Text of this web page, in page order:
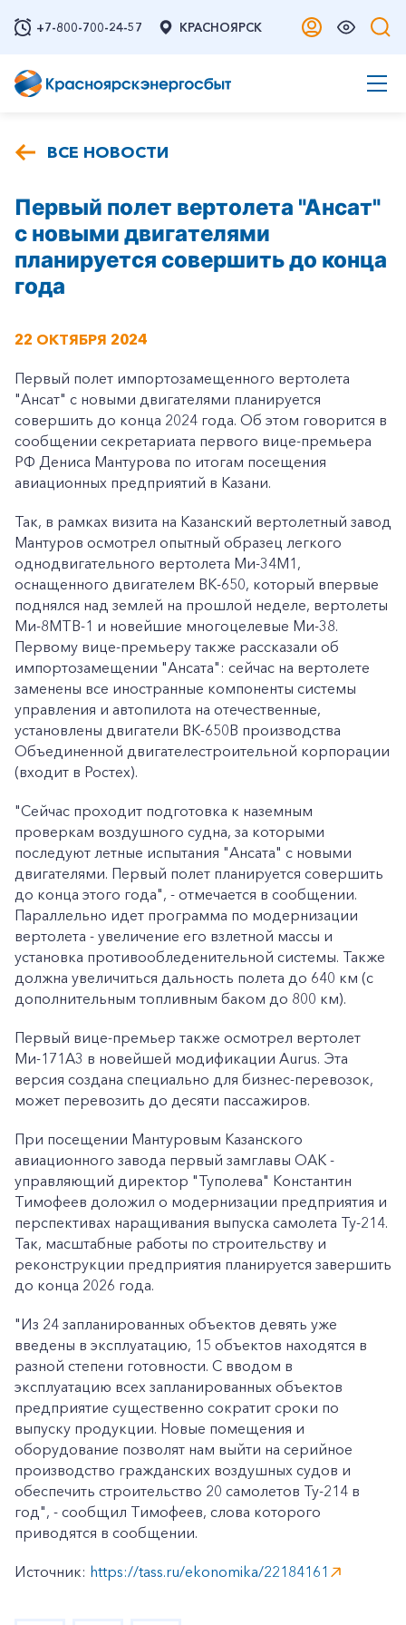
+7-800-700-24-57 КРАСНОЯРСК
ВСЕ НОВОСТИ
Первый полет вертолета "Ансат"
с новыми двигателями
планируется совершить до конца
года
22 ОКТЯБРЯ 2024
Первый полет импортозамещенного вертолета
"Ансат" с новыми двигателями планируется
совершить до конца 2024 года. Об этом говорится в
сообщении секретариата первого вице-премьера
РФ Дениса Мантурова по итогам посещения
авиационных предприятий в Казани.
Так, в рамках визита на Казанский вертолетный завод
Мантуров осмотрел опытный образец легкого
однодвигательного вертолета Ми-34М1,
оснащенного двигателем ВК-650, который впервые
поднялся над землей на прошлой неделе, вертолеты
Ми-8МТВ-1 и новейшие многоцелевые Ми-38.
Первому вице-премьеру также рассказали об
импортозамещении "Ансата": сейчас на вертолете
заменены все иностранные компоненты системы
управления и автопилота на отечественные,
установлены двигатели ВК-650В производства
Объединенной двигателестроительной корпорации
(входит в Ростех).
"Сейчас проходит подготовка к наземным
проверкам воздушного судна, за которыми
последуют летные испытания "Ансата" с новыми
двигателями. Первый полет планируется совершить
до конца этого года", - отмечается в сообщении.
Параллельно идет программа по модернизации
вертолета - увеличение его взлетной массы и
установка противообледенительной системы. Также
должна увеличиться дальность полета до 640 км (с
дополнительным топливным баком до 800 км).
Первый вице-премьер также осмотрел вертолет
Ми-171А3 в новейшей модификации Aurus. Эта
версия создана специально для бизнес-перевозок,
может перевозить до десяти пассажиров.
При посещении Мантуровым Казанского
авиационного завода первый замглавы ОАК -
управляющий директор "Туполева" Константин
Тимофеев доложил о модернизации предприятия и
перспективах наращивания выпуска самолета Ту-214.
Так, масштабные работы по строительству и
реконструкции предприятия планируется завершить
до конца 2026 года.
"Из 24 запланированных объектов девять уже
введены в эксплуатацию, 15 объектов находятся в
разной степени готовности. С вводом в
эксплуатацию всех запланированных объектов
предприятие существенно сократит сроки по
выпуску продукции. Новые помещения и
оборудование позволят нам выйти на серийное
производство гражданских воздушных судов и
обеспечить строительство 20 самолетов Ту-214 в
год", - сообщил Тимофеев, слова которого
приводятся в сообщении.
Источник: https://tass.ru/ekonomika/22184161